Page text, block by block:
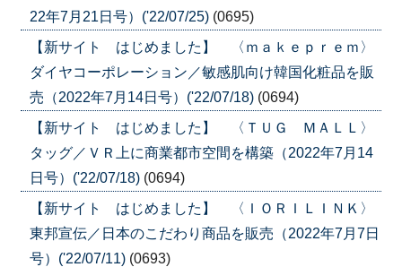
22年7月21日号）('22/07/25) (0695)
【新サイト はじめました】 〈ｍａｋｅｐｒｅｍ〉
ダイヤコーポレーション／敏感肌向け韓国化粧品を販
売（2022年7月14日号）('22/07/18) (0694)
【新サイト はじめました】 〈ＴＵＧ ＭＡＬＬ〉
タッグ／ＶＲ上に商業都市空間を構築（2022年7月14
日号）('22/07/18) (0694)
【新サイト はじめました】 〈ＩＯＲＩＬＩＮＫ〉
東邦宣伝／日本のこだわり商品を販売（2022年7月7日
号）('22/07/11) (0693)